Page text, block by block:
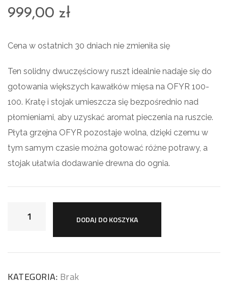
999,00 zł
Cena w ostatnich 30 dniach nie zmieniła się
Ten solidny dwuczęściowy ruszt idealnie nadaje się do
gotowania większych kawałków mięsa na OFYR 100-
100. Kratę i stojak umieszcza się bezpośrednio nad
płomieniami, aby uzyskać aromat pieczenia na ruszcie.
Płyta grzejna OFYR pozostaje wolna, dzięki czemu w
tym samym czasie można gotować różne potrawy, a
stojak ułatwia dodawanie drewna do ognia.
DODAJ DO KOSZYKA
KATEGORIA: Brak